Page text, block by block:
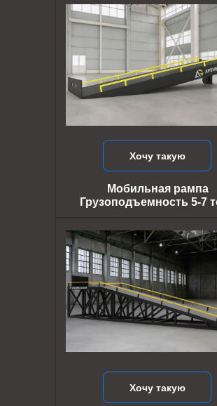
Хочу такую
Хочу такую
Мобильная рампа
Грузоподъемность 5-7